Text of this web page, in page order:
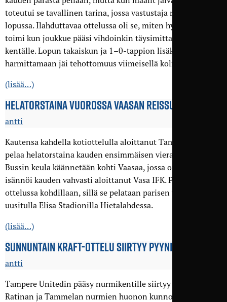
toteutui se tavallinen tarina, jossa vastustaja rankaisi
lopussa. Ilahduttavaa ottelussa oli se, miten hyvin laitapeli
toimi kun joukkue pääsi vihdoinkin täysimittaiselle
kentälle. Lopun takaiskun ja 1–0-tappion lisäksi
harmittamaan jäi tehottomuus viimeisellä kolmanneksella.
(lisää…)
HELATORSTAINA VUOROSSA VAASAN REISSU
antti
Kautensa kahdella kotiottelulla aloittanut Tampere United
pelaa helatorstaina kauden ensimmäisen vierasottelunsa.
Bussin keula käännetään kohti Vaasaa, jossa ottelua
isännöi kauden vahvasti aloittanut Vasa IFK. Puitteet ovat
ottelussa kohdillaan, sillä se pelataan parisen vuotta sitten
uusitulla Elisa Stadionilla Hietalahdessa.
(lisää…)
SUNNUNTAIN KRAFT-OTTELU SIIRTYY PYYNIKILLE
antti
Tampere Unitedin pääsy nurmikentille siirtyy kesemmälle
Ratinan ja Tammelan nurmien huonon kunnon takia. Eilen